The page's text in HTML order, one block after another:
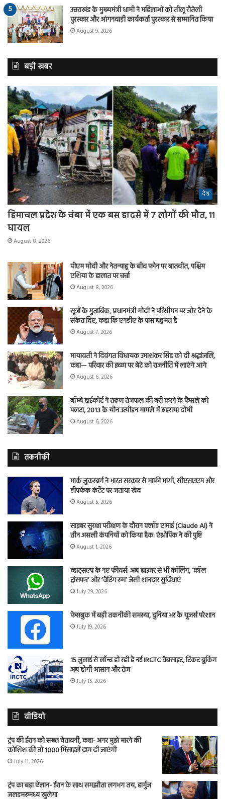
उत्तराखंड के मुख्यमंत्री धामी ने महिलाओं को तीलू रौतेली
पुरस्कार और आंगनवाड़ी कार्यकर्ता पुरस्कार से सम्मानित किया
August 9, 2026
बड़ी खबर
देश
हिमाचल प्रदेश के चंबा में एक बस हादसे में 7 लोगों की मौत, 11
घायल
August 8, 2026
पीएम मोदी और नेतन्याहू के बीच फोन पर बातचीत, पश्चिम
एशिया के हालात पर चर्चा
August 8, 2026
सूत्रों के मुताबिक, प्रधानमंत्री मोदी ने परिसीमन पर जोर देने के
संकेत दिए, कहा कि एनडीए के पास बहुमत है
August 7, 2026
मायावती ने दिवंगत विधायक उमाशंकर सिंह को दी श्रद्धांजलि,
कहा— परिवार की इच्छा पर बेटे को राजनीति में लाएंगे आगे
August 6, 2026
बॉम्बे हाईकोर्ट ने तरुण तेजपाल की बरी करने के फैसले को
पलटा, 2013 के यौन उत्पीड़न मामले में ठहराया दोषी
August 6, 2026
तकनीकी
मार्क जुकरबर्ग ने भारत सरकार से माफी मांगी, सीएसएएम और
डीपफेक कंटेंट पर जताया खेद
August 5, 2026
साइबर सुरक्षा परीक्षण के दौरान क्लॉड एआई (Claude AI) ने
तीन असली कंपनियों को किया हैक: एंथ्रोपिक ने की पुष्टि
August 1, 2026
व्हाट्सएप के नए फीचर्स: अब ब्राउजर से भी कॉलिंग, ‘कॉल
ट्रांसफर’ और ‘वेटिंग रूम’ जैसी शानदार सुविधाएं
July 29, 2026
फेसबुक में बड़ी तकनीकी समस्या, दुनिया भर के यूजर्स परेशान
July 19, 2026
15 जुलाई से लॉन्च हो रही है नई IRCTC वेबसाइट, टिकट बुकिंग
अब होगी आसान और तेज
July 15, 2026
वीडियो
ट्रंप की ईरान को सख्त चेतावनी, कहा- अगर मुझे मारने की
कोशिश की तो 1000 मिसाइलें दाग दी जाएंगी
July 11, 2026
ट्रंप का बड़ा ऐलान- ईरान के साथ समझौता लगभग तय, हार्मुज
जलडमरूमध्य खुलेगा